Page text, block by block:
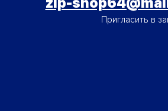
Пригласить в